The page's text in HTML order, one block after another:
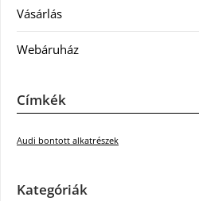
Vásárlás
Webáruház
Címkék
Audi bontott alkatrészek
Kategóriák